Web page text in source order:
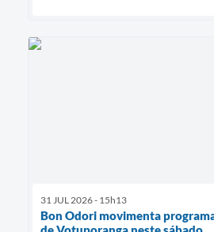
31 JUL 2026 - 15h13
Bon Odori movimenta